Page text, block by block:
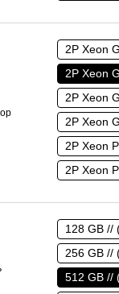
2P Xeon
2P Xeon
2P Xeon
2P Xeon
2P Xeon
2P Xeon
128 GB //
256 GB //
512 GB //